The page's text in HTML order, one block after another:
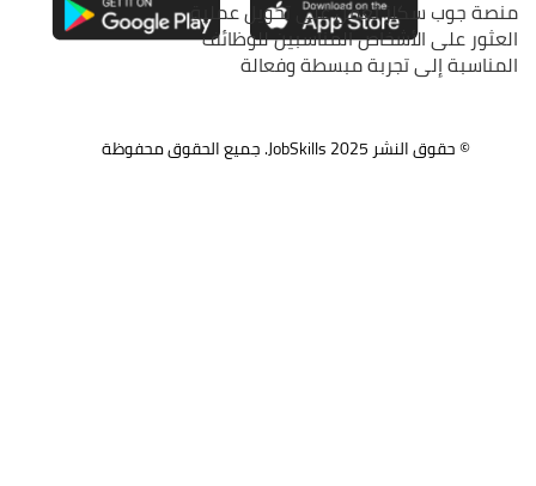
منصة جوب سكلز تعمل على تحويل عملية
العثور على الأشخاص المناسبين للوظائف
المناسبة إلى تجربة مبسطة وفعالة
© حقوق النشر 2025 JobSkills. جميع الحقوق محفوظة